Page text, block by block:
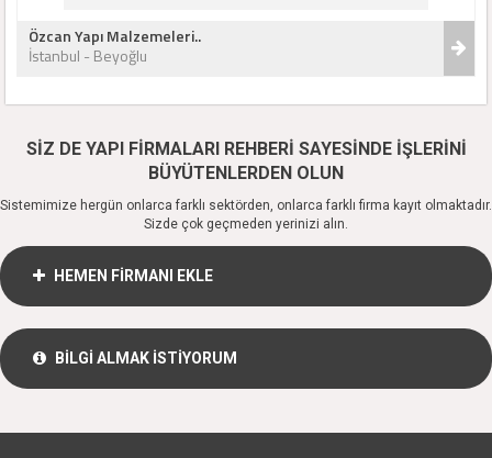
Özcan Yapı Malzemeleri..
İstanbul - Beyoğlu
SİZ DE YAPI FİRMALARI REHBERİ SAYESİNDE İŞLERİNİ
BÜYÜTENLERDEN OLUN
Sistemimize hergün onlarca farklı sektörden, onlarca farklı firma kayıt olmaktadır.
Sizde çok geçmeden yerinizi alın.
HEMEN FİRMANI EKLE
BİLGİ ALMAK İSTİYORUM